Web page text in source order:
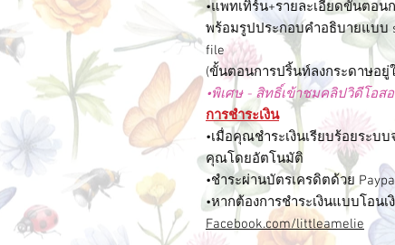
•แพทเทิร์น+รายละเอียดขั้นตอน
พร้อมรูปประกอบคำอธิบายแบบ
file
(ขั้นตอนการปริ้นท์ลงกระดาษอยู่
•พิเศษ - สิทธิ์เข้าชมคลิปวิดีโอ
การชำระเงิน
•เมื่อคุณชำระเงินเรียบร้อยระบ
คุณโดยอัตโนมัติ
•ชำระผ่านบัตรเครดิตด้วย
•หากต้องการชำระเงินแบบโอน
Facebook.com/littleamelie